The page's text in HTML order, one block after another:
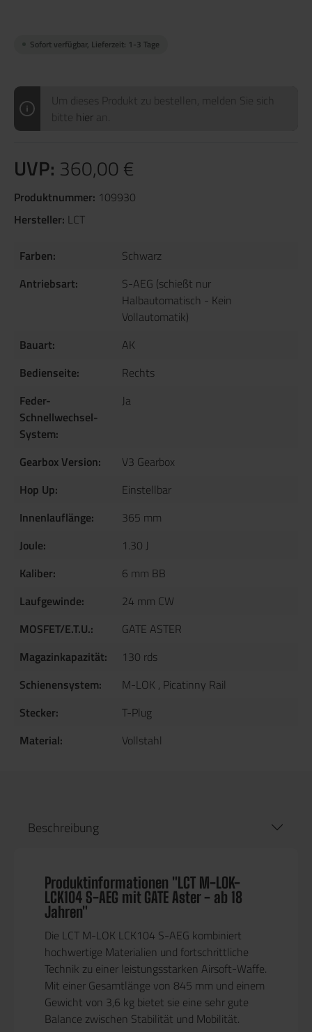
Sofort verfügbar, Lieferzeit: 1-3 Tage
Um dieses Produkt zu bestellen, melden Sie sich
bitte hier an.
UVP: 360,00 €
Produktnummer: 109930
Hersteller: LCT
Farben:
Schwarz
Antriebsart:
S-AEG (schießt nur
Halbautomatisch - Kein
Vollautomatik)
Bauart:
AK
Bedienseite:
Rechts
Feder-
Schnellwechsel-
System:
Ja
Gearbox Version:
V3 Gearbox
Hop Up:
Einstellbar
Innenlauflänge:
365 mm
Joule:
1.30 J
Kaliber:
6 mm BB
Laufgewinde:
24 mm CW
MOSFET/E.T.U.:
GATE ASTER
Magazinkapazität:
130 rds
Schienensystem:
M-LOK , Picatinny Rail
Stecker:
T-Plug
Material:
Vollstahl
Beschreibung
Produktinformationen "LCT M-LOK-
LCK104 S-AEG mit GATE Aster - ab 18
Jahren"
Die LCT M-LOK LCK104 S-AEG kombiniert
hochwertige Materialien und fortschrittliche
Technik zu einer leistungsstarken Airsoft-Waffe.
Mit einer Gesamtlänge von 845 mm und einem
Gewicht von 3,6 kg bietet sie eine sehr gute
Balance zwischen Stabilität und Mobilität.